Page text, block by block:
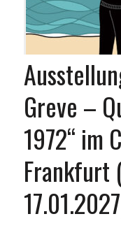
Greve –
1972“ im
Frankfurt